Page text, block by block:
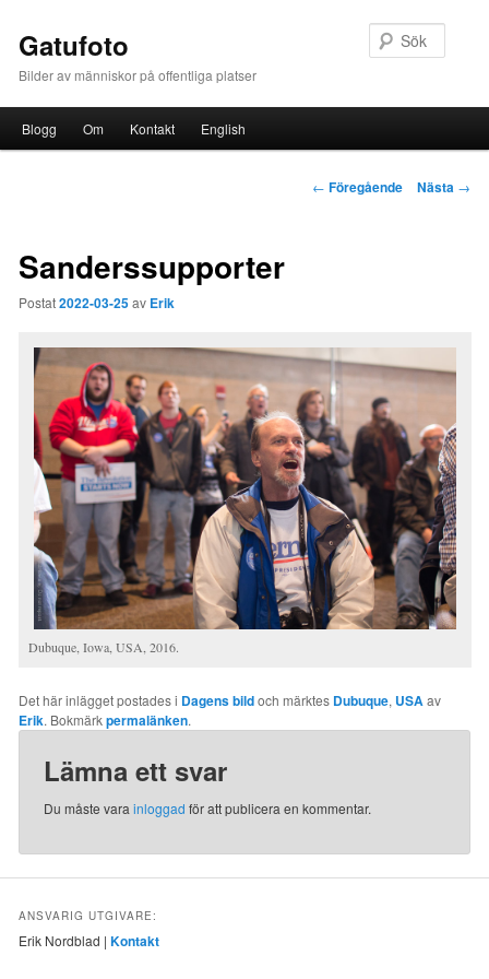
Gatufoto
Bilder av människor på offentliga platser
Hoppa till huvudinnehåll
Blogg Om Kontakt English
Inläggsnavigering
← Föregående Nästa →
Sanderssupporter
Postat2022-03-25 av Erik
Dubuque, Iowa, USA, 2016.
Det här inlägget postades i Dagens bildoch märktes Dubuque, USAav
Erik. Bokmärkpermalänken.
Lämna ett svar
Du måste varainloggad för att publicera en kommentar.
ANSVARIG UTGIVARE:
Erik Nordblad |Kontakt